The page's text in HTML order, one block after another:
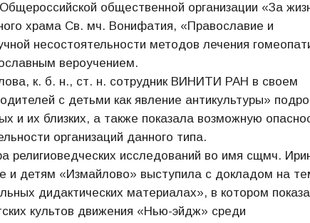
общественной организации «За
храма Св. мч. Вонифатия, «Православие и
несостоятельности методов лечения
вероучением.
к. б. н., ст. н. сотрудник ВИНИТИ РАН в своем
с детьми как явление антикультуры»
и их близких, а также показала возможную
организаций данного типа.
религиоведческих исследований во имя сщмч.
и детям «Измайлово» выступила с докладом на
дидактических материалах», в котором
культов движения «Нью-эйдж» среди